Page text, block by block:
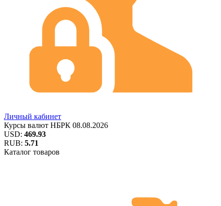
Личный кабинет
Курсы валют НБРК 08.08.2026
USD: 469.93
RUB: 5.71
Каталог товаров